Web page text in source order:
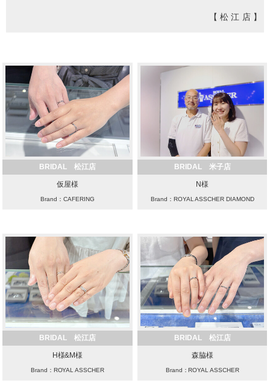
【松江店】
BRIDAL 松江店
仮屋様
Brand：CAFERING
BRIDAL 米子店
N様
Brand：ROYAL ASSCHER DIAMOND
BRIDAL 松江店
H様&M様
Brand：ROYAL ASSCHER
BRIDAL 松江店
森脇様
Brand：ROYAL ASSCHER